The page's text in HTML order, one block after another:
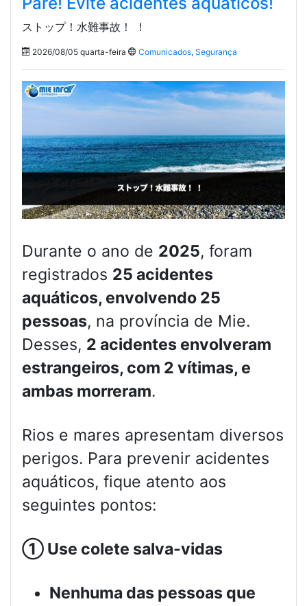
ストップ！水難事故！ ！
2026/08/05 quarta-feira Comunicados, Segurança
Durante o ano de 2025, foram
registrados 25 acidentes
aquáticos, envolvendo 25
pessoas, na província de Mie.
Desses, 2 acidentes envolveram
estrangeiros, com 2 vítimas, e
ambas morreram.
Rios e mares apresentam diversos
perigos. Para prevenir acidentes
aquáticos, fique atento aos
seguintes pontos:
① Use colete salva-vidas
Nenhuma das pessoas que